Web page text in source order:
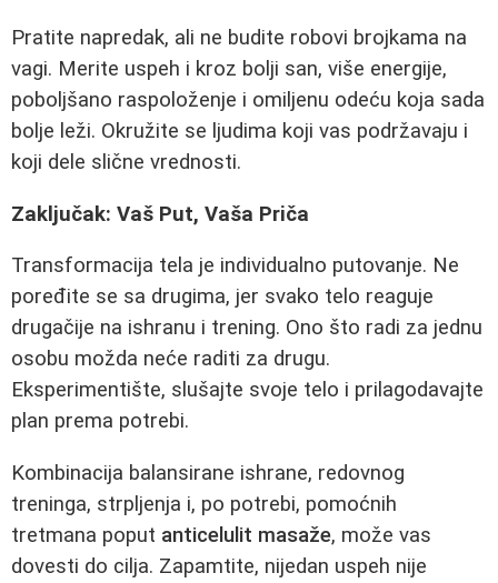
Pratite napredak, ali ne budite robovi brojkama na
vagi. Merite uspeh i kroz bolji san, više energije,
poboljšano raspoloženje i omiljenu odeću koja sada
bolje leži. Okružite se ljudima koji vas podržavaju i
koji dele slične vrednosti.
Zaključak: Vaš Put, Vaša Priča
Transformacija tela je individualno putovanje. Ne
poređite se sa drugima, jer svako telo reaguje
drugačije na ishranu i trening. Ono što radi za jednu
osobu možda neće raditi za drugu.
Eksperimentište, slušajte svoje telo i prilagodavajte
plan prema potrebi.
Kombinacija balansirane ishrane, redovnog
treninga, strpljenja i, po potrebi, pomoćnih
tretmana poput anticelulit masaže, može vas
dovesti do cilja. Zapamtite, nijedan uspeh nije